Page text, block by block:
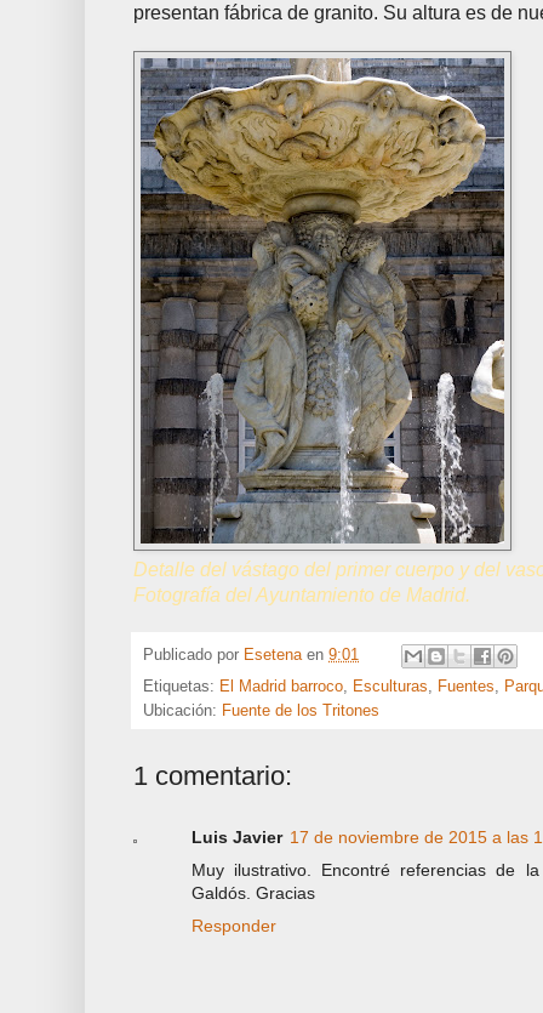
presentan fábrica de granito. Su altura es de
Detalle del vástago del primer cuerpo y del
Fotografía del Ayuntamiento de Madrid.
Publicado por Esetena en 9:01
Etiquetas: El Madrid barroco, Esculturas, Fuentes,
Ubicación: Fuente de los Tritones
1 comentario:
Luis Javier 17 de noviembre de 2015 a las
Muy ilustrativo. Encontré referencias de
Galdós. Gracias
Responder